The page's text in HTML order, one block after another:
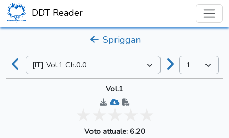
DDT Reader
Spriggan
Vol.1
Voto attuale: 6.20